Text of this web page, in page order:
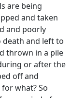
are being
and taken
and poorly
and left to
thrown in a pile
or after the
off and
what? So